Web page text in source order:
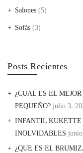
Salones (5)
Sofás (3)
Posts Recientes
¿CUAL ES EL
PEQUEÑO? julio 3,
INFANTIL KUKETTE
INOLVIDABLES
¿QUE ES EL